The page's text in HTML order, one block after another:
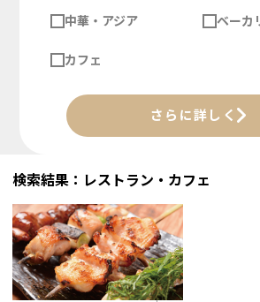
中華・アジア ベーカ
カフェ
さらに詳しく
検索結果：レストラン・カフェ